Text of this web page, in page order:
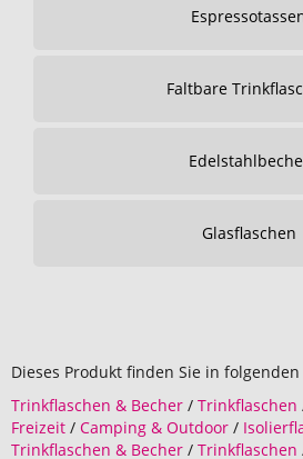
Faltbare
Glasflaschen
Dieses Produkt finden Sie in
Trinkflaschen & Becher / Trinkflaschen
Freizeit / Camping & Outdoor /
Trinkflaschen & Becher / Trinkflaschen